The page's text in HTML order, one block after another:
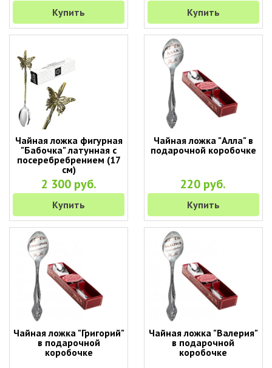
Купить Купить
Чайная ложка фигурная
"Бабочка" латунная с
посеребребрением (17
см)
2 300 руб.
Купить
Чайная ложка "Алла" в
подарочной коробочке
220 руб.
Купить
Чайная ложка "Григорий"
в подарочной
коробочке
Чайная ложка "Валерия"
в подарочной
коробочке